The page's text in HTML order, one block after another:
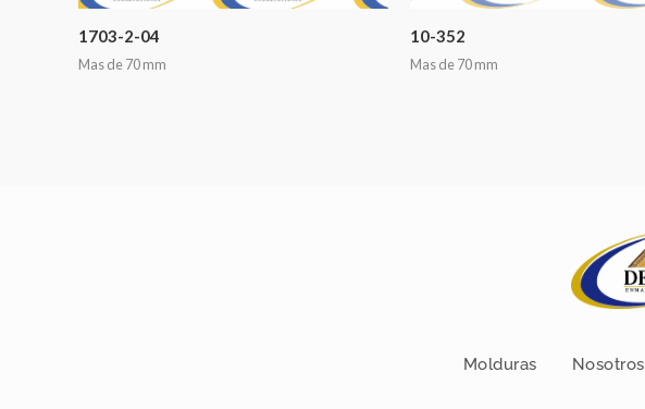
1703-2-04
Mas de 70 mm
10-352
Mas de 70 mm
Molduras Nosotros